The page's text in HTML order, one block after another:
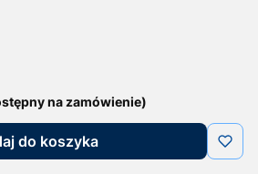
na zamówienie)
do koszyka